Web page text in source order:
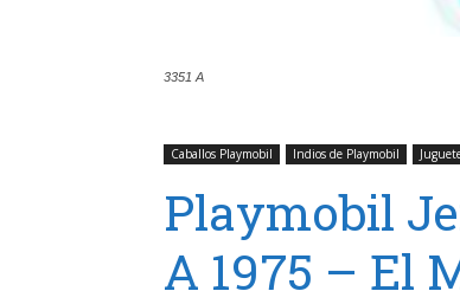
3351 A
Caballos Playmobil Indios de Playmobil
Playmobil
A 1975 – El